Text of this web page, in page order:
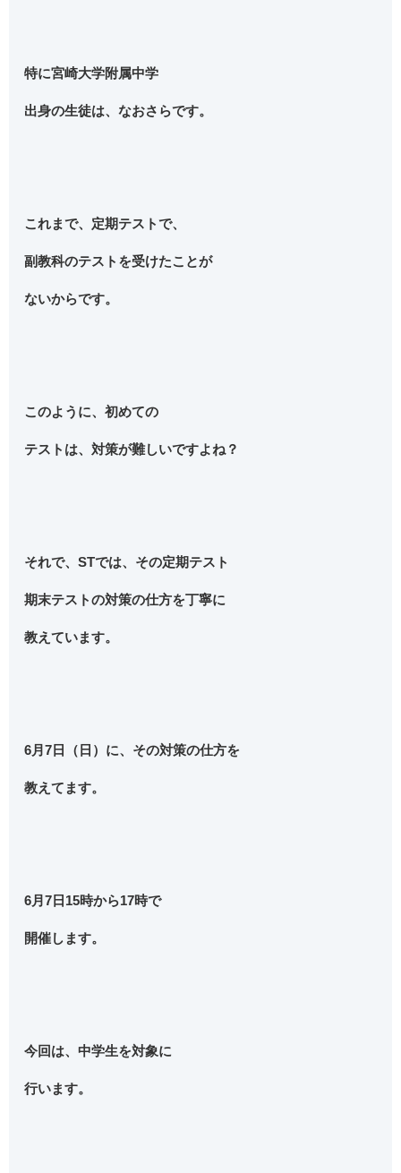
特に宮崎大学附属中学
出身の生徒は、なおさらです。
これまで、定期テストで、
副教科のテストを受けたことが
ないからです。
このように、初めての
テストは、対策が難しいですよね？
それで、STでは、その定期テスト
期末テストの対策の仕方を丁寧に
教えています。
6月7日（日）に、その対策の仕方を
教えてます。
6月7日15時から17時で
開催します。
今回は、中学生を対象に
行います。